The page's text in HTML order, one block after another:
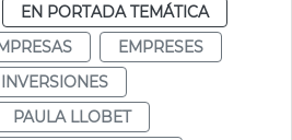
EN PORTADA TEMÁTICA
EMPRESES
INVERSIONES
PAULA LLOBET